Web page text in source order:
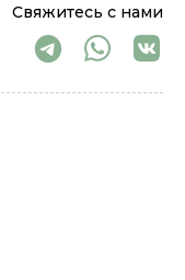
Свяжитесь с нами